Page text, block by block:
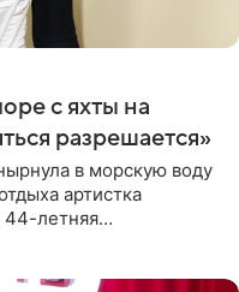
с яхты на
разрешается»
в морскую воду
артистка
44-летняя